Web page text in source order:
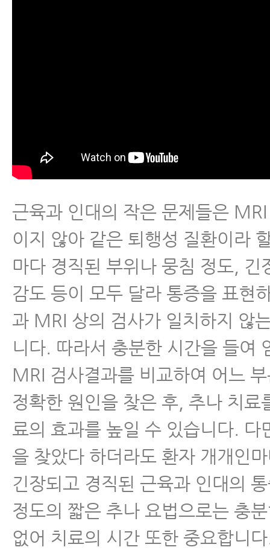
근육과 인대의 작은 문제들은
이지 않아 같은 퇴행성 질환이라
마다 경직된 부위나 뭉침 정도, 긴
감도 등이 모두 달라 통증을 표현
과 MRI 상의 검사가 일치하지 않
니다. 따라서 충분한 시간을 들여
MRI 검사결과를 비교하여 어느
정확한 원인을 찾은 후, 추나 치료
료의 효과를 높일 수 있습니다. 다
을 찾았다 하더라도 환자 개개인
긴장되고 경직된 근육과 인대의
정도의 짧은 추나 요법으로는 충
없어 치료의 시간 또한 중요합니